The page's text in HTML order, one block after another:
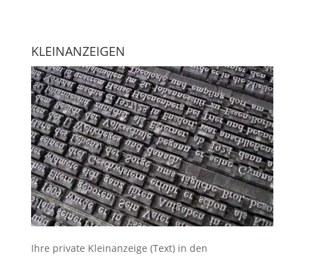
KLEINANZEIGEN
Ihre private Kleinanzeige (Text) in den